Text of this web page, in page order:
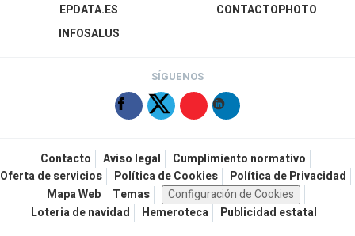
EPDATA.ES
INFOSALUS
CONTACTOPHOTO
SÍGUENOS
Contacto Aviso legal
Cumplimiento normativo
Oferta de servicios
Política de Cookies
Política de Privacidad
Mapa Web
Temas
Configuración de Cookies
Loteria de navidad
Hemeroteca Publicidad estatal